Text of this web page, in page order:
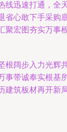
迅速打通，全
心敢下手采购
宏图夯实万事
阔步入力光
带诚奉实根基
筑板材再开新